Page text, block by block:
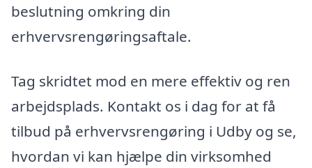
beslutning omkring din
erhvervsrengøringsaftale.
Tag skridtet mod en mere effektiv og ren
arbejdsplads. Kontakt os i dag for at få
tilbud på erhvervsrengøring i Udby og se,
hvordan vi kan hjælpe din virksomhed